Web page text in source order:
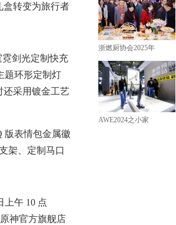
盒转变为旅行者
剑光定制快充
题环形定制灯
还采用镀金工艺
表情包金属徽
架、定制马口
午 10 点
神官方旗舰店
浙燃厨协会2025年
AWE2024之小家